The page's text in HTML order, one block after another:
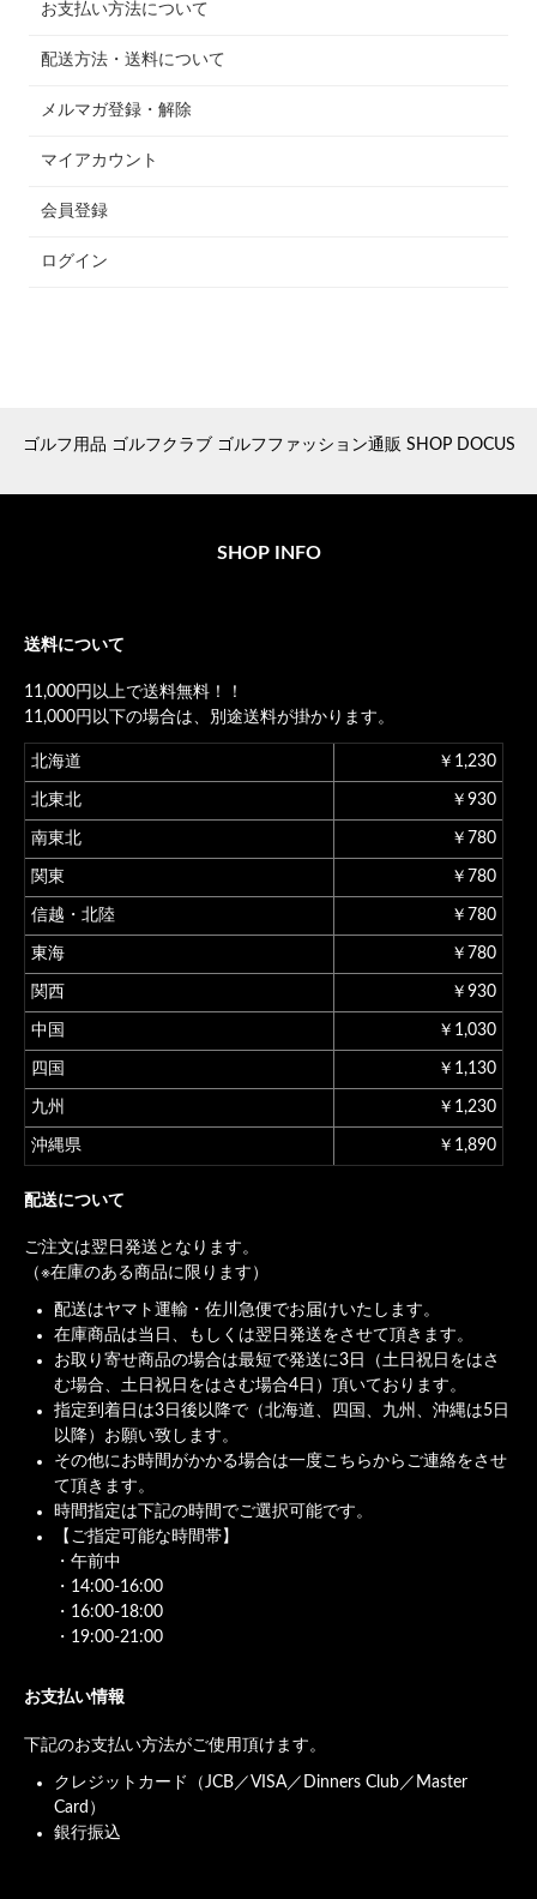
お支払い方法について
配送方法・送料について
メルマガ登録・解除
マイアカウント
会員登録
ログイン
ゴルフ用品 ゴルフクラブ ゴルフファッション通販 SHOP DOCUS
SHOP INFO
送料について
11,000円以上で送料無料！！
11,000円以下の場合は、別途送料が掛かります。
北海道 ￥1,230
北東北 ￥930
南東北 ￥780
関東 ￥780
信越・北陸 ￥780
東海 ￥780
関西 ￥930
中国 ￥1,030
四国 ￥1,130
九州 ￥1,230
沖縄県 ￥1,890
配送について
ご注文は翌日発送となります。
（※在庫のある商品に限ります）
配送はヤマト運輸・佐川急便でお届けいたします。
在庫商品は当日、もしくは翌日発送をさせて頂きます。
お取り寄せ商品の場合は最短で発送に3日（土日祝日をはさ
む場合、土日祝日をはさむ場合4日）頂いております。
指定到着日は3日後以降で（北海道、四国、九州、沖縄は5日
以降）お願い致します。
その他にお時間がかかる場合は一度こちらからご連絡をさせ
て頂きます。
時間指定は下記の時間でご選択可能です。
【ご指定可能な時間帯】
・午前中
・14:00-16:00
・16:00-18:00
・19:00-21:00
お支払い情報
下記のお支払い方法がご使用頂けます。
クレジットカード（JCB／VISA／Dinners Club／Master
Card）
銀行振込